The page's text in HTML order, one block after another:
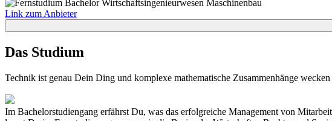
Link zum Anbieter
Das Studium
Technik ist genau Dein Ding und komplexe mathematische Zusammenhänge
Im Bachelorstudiengang erfährst Du, was das erfolgreiche Management von